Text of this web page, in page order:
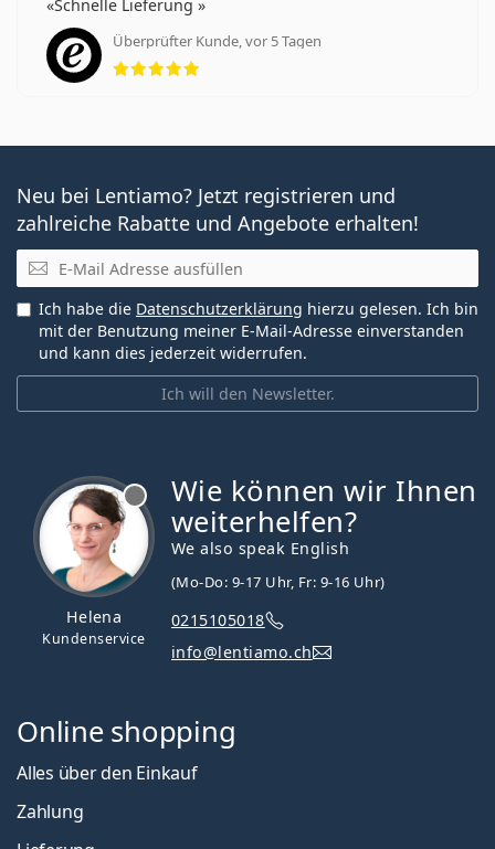
Schnelle Lieferung
Überprüfter Kunde, vor 5 Tagen
Bewertung 5 aus 5
Neu bei Lentiamo? Jetzt registrieren und
zahlreiche Rabatte und Angebote erhalten!
E-Mail
Ich will den Newsletter.
Ich habe die Datenschutzerklärung hierzu gelesen. Ich bin
mit der Benutzung meiner E-Mail-Adresse einverstanden
und kann dies jederzeit widerrufen.
Helena
Kundenservice
Wie können wir Ihnen
weiterhelfen?
We also speak English
(Mo-Do: 9-17 Uhr, Fr: 9-16 Uhr)
0215105018
info@lentiamo.ch
Online shopping
Alles über den Einkauf
Zahlung